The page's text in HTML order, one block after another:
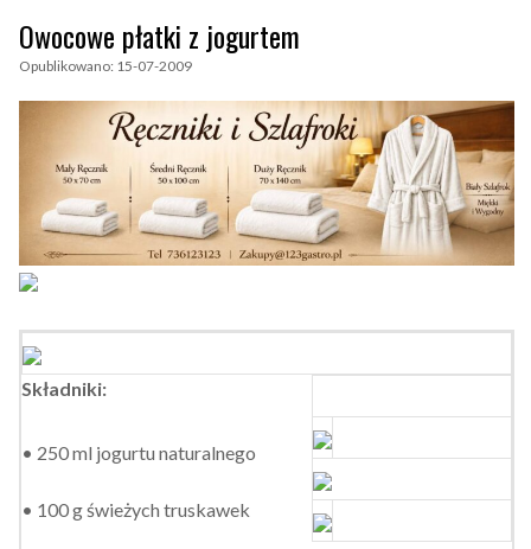
Owocowe płatki z jogurtem
Opublikowano: 15-07-2009
Składniki:
• 250 ml jogurtu naturalnego
• 100 g świeżych truskawek